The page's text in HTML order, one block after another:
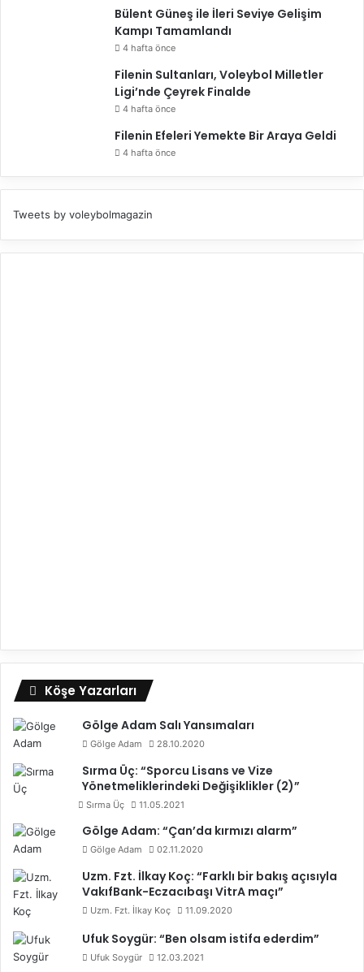
Bülent Güneş ile İleri Seviye Gelişim
Kampı Tamamlandı
4 hafta önce
Filenin Sultanları, Voleybol Milletler
Ligi’nde Çeyrek Finalde
4 hafta önce
Filenin Efeleri Yemekte Bir Araya Geldi
4 hafta önce
Tweets by voleybolmagazin
Köşe Yazarları
Gölge Adam Salı Yansımaları
Gölge Adam 28.10.2020
Sırma Üç: “Sporcu Lisans ve Vize
Yönetmeliklerindeki Değişiklikler (2)”
Sırma Üç 11.05.2021
Gölge Adam: “Çan’da kırmızı alarm”
Gölge Adam 02.11.2020
Uzm. Fzt. İlkay Koç: “Farklı bir bakış açısıyla
VakıfBank-Eczacıbaşı VitrA maçı”
Uzm. Fzt. İlkay Koç 11.09.2020
Ufuk Soygür: “Ben olsam istifa ederdim”
Ufuk Soygür 12.03.2021